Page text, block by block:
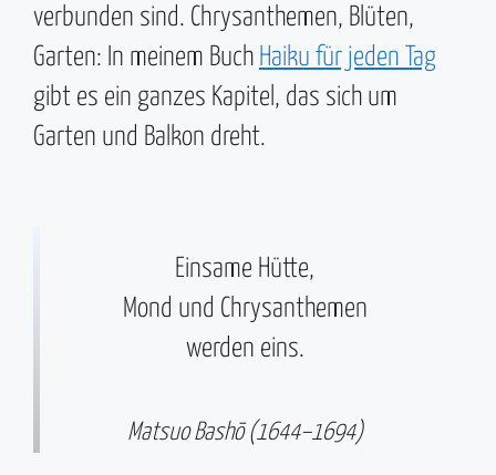
verbunden sind. Chrysanthemen, Blüten,
Garten: In meinem Buch Haiku für jeden Tag
gibt es ein ganzes Kapitel, das sich um
Garten und Balkon dreht.
Einsame Hütte,
Mond und Chrysanthemen
werden eins.
Matsuo Bashō (1644–1694)